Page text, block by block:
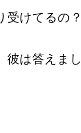
受けてるの
彼は答えま